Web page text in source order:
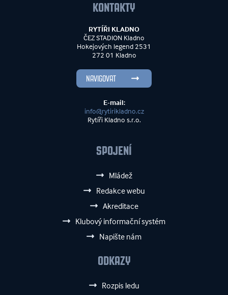
KONTAKTY
RYTÍŘI KLADNO
ČEZ STADION Kladno
Hokejových legend 2531
272 01 Kladno
NAVIGOVAT
E-mail:
info@rytirikladno.cz
Rytíři Kladno s.r.o.
SPOJENÍ
Mládež
Redakce webu
Akreditace
Klubový informační systém
Napište nám
ODKAZY
Rozpis ledu